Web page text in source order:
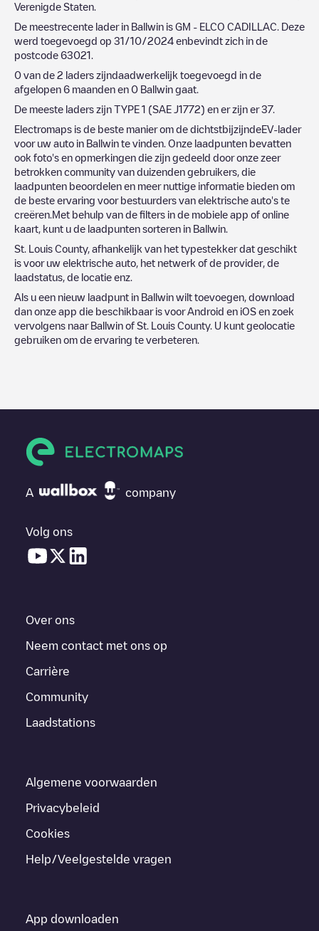
Verenigde Staten
De meestrecente lader in Ballwin is GM - ELCO CADILLAC . Deze
werd toegevoegd op 31/10/2024 enbevindt zich in de
postcode 63021
0 van de 2 laders zijndaadwerkelijk toegevoegd in de
afgelopen 6 maanden en 0 Ballwin gaat.
De meeste laders zijn TYPE 1 (SAE J1772) en er zijn er37.
Electromaps is de beste manier om de dichtstbijzijndeEV-lader
voor uw auto in Ballwin te vinden. Onze laadpunten bevatten
ook foto's en opmerkingen die zijn gedeeld door onze zeer
betrokken community van duizenden gebruikers, die
laadpunten beoordelen en meer nuttige informatie bieden om
de beste ervaring voor bestuurders van elektrische auto's te
creëren.Met behulp van de filters in de mobiele app of online
kaart, kunt u de laadpunten sorteren in Ballwin
St. Louis County, afhankelijk van het typestekker dat geschikt
is voor uw elektrische auto, het netwerk of de provider, de
laadstatus, de locatie enz.
Als u een nieuw laadpunt in Ballwin wilt toevoegen, download
dan onze app die beschikbaar is voor Android en iOS en zoek
vervolgens naar Ballwin of St. Louis County. U kunt geolocatie
gebruiken om de ervaring te verbeteren.
A company
Volg ons
Over ons
Neem contact met ons op
Carrière
Community
Laadstations
Algemene voorwaarden
Privacybeleid
Cookies
Help/Veelgestelde vragen
App downloaden